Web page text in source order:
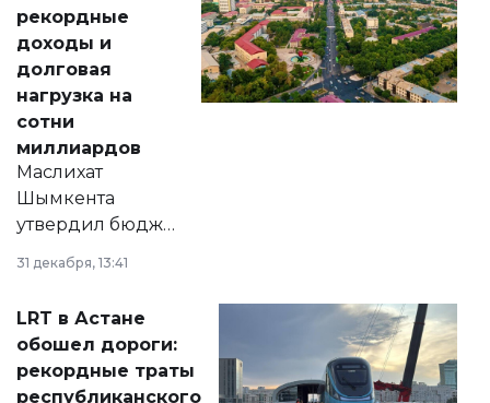
рекордные
доходы и
долговая
нагрузка на
сотни
миллиардов
Маслихат
Шымкента
утвердил бюджет
города на 2026–
2028 годы.
документ
появился в базе
нормативных
31 декабря, 13:41
LRT в Астане
обошел дороги:
рекордные траты
республиканского